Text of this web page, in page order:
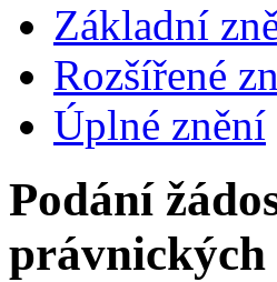
Základní
Rozšířené
Úplné znění
Podání
právnických